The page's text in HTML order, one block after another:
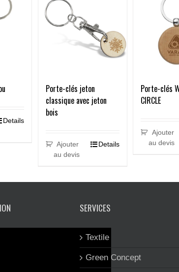
Details
Porte-clés jeton
classique avec jeton
bois
Ajouter
au devis
Details
Porte-clés
CIRCLE
Ajouter
au devis
SERVICES
Textile
Green Concept